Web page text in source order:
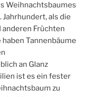
Weihnachtsbaumes
als die
Früchten
Tannenbäume
an Glanz
ist es ein fester
zu